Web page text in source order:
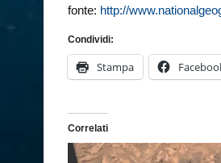
fonte: http://
Condividi:
Stampa
Correlati